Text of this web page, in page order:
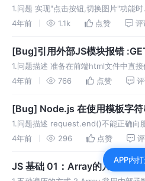
1.问题 实现"点击按钮,切换图片"功能
确加载。 而改为 vue 的属性绑定时，
4年前 1.1k 点赞 评
[Bug]引用外部JS模块报错
net::ERR_ABORTED 404
1.问题描述 准备在前端html文件中直
(红框表示用到的文件): 语句如下: 2.解
4年前 766 点赞
[Bug] Node.js 在使用模板字符
1.问题描述 request.end()不能正确向
数据为UTF-8编码,但浏览器却未能以
4年前 296 点赞
JS 基础 01：Array的几种内置
APP内